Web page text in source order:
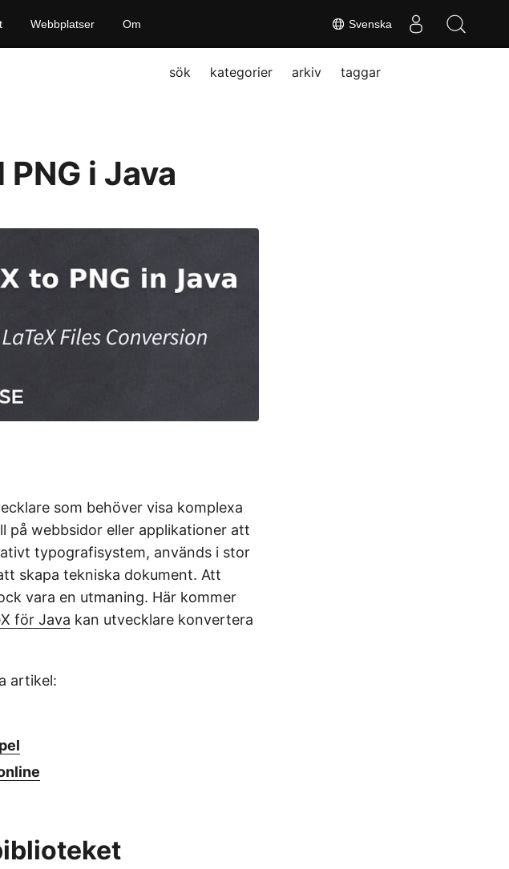
Svenska
Webbplatser Om
sök kategorier arkiv taggar
i Java
som behöver visa komplexa
på webbsidor eller applikationer att
typografisystem, används i stor
skapa tekniska dokument. Att
vara en utmaning. Här kommer
för Java kan utvecklare konvertera
artikel: